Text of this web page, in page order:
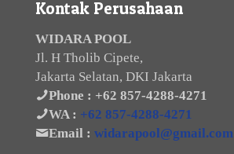
Kontak Perusahaan
WIDARA POOL
Jl. H Tholib Cipete,
Jakarta Selatan, DKI Jakarta
Phone : +62 857-4288-4271
WA : +62 857-4288-4271
Email : widarapool@gmail.com